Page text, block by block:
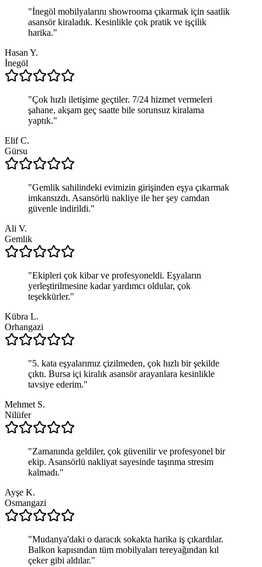
"İnegöl mobilyalarını showrooma çıkarmak için saatlik
asansör kiraladık. Kesinlikle çok pratik ve işçilik
harika."
Hasan Y.
İnegöl
"Çok hızlı iletişime geçtiler. 7/24 hizmet vermeleri
şahane, akşam geç saatte bile sorunsuz kiralama
yaptık."
Elif C.
Gürsu
"Gemlik sahilindeki evimizin girişinden eşya çıkarmak
imkansızdı. Asansörlü nakliye ile her şey camdan
güvenle indirildi."
Ali V.
Gemlik
"Ekipleri çok kibar ve profesyoneldi. Eşyaların
yerleştirilmesine kadar yardımcı oldular, çok
teşekkürler."
Kübra L.
Orhangazi
"5. kata eşyalarımız çizilmeden, çok hızlı bir şekilde
çıktı. Bursa içi kiralık asansör arayanlara kesinlikle
tavsiye ederim."
Mehmet S.
Nilüfer
"Zamanında geldiler, çok güvenilir ve profesyonel bir
ekip. Asansörlü nakliyat sayesinde taşınma stresim
kalmadı."
Ayşe K.
Osmangazi
"Mudanya'daki o daracık sokakta harika iş çıkardılar.
Balkon kapısından tüm mobilyaları tereyağından kıl
çeker gibi aldılar."